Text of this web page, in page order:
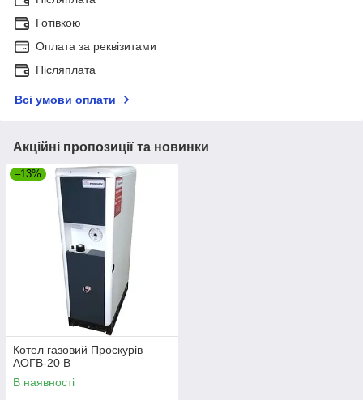
Готівкою
Оплата за реквізитами
Післяплата
Всі умови оплати
Акційні пропозиції та новинки
–13%
Котел газовий Проскурів
АОГВ-20 В
В наявності